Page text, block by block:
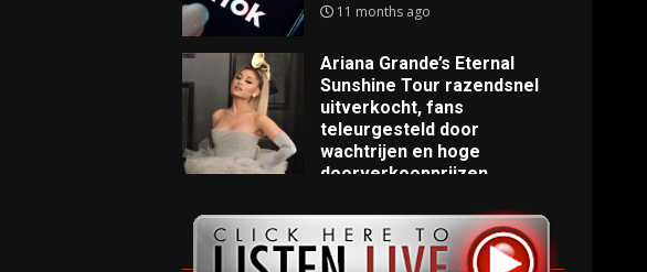
11 months ago
Ariana Grande’s Eternal
Sunshine Tour razendsnel
uitverkocht, fans
teleurgesteld door
wachtrijen en hoge
doorverkoopprijzen